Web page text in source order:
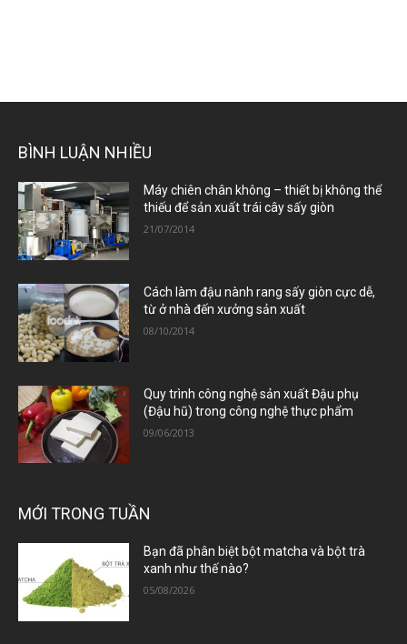
BÌNH LUẬN NHIỀU
Máy chiên chân không – thiết bị không thể
thiếu để sản xuất trái cây sấy giòn
21/07/2014
Cách làm đậu nành rang sấy giòn cực dễ,
từ ở nhà đến xưởng sản xuất
08/10/2014
Quy trình công nghệ sản xuất Đậu phụ
(Đậu hũ) trong công nghệ thực phẩm
09/06/2013
MỚI TRONG TUẦN
Bạn đã phân biệt bột matcha và bột trà
xanh như thế nào?
05/08/2026